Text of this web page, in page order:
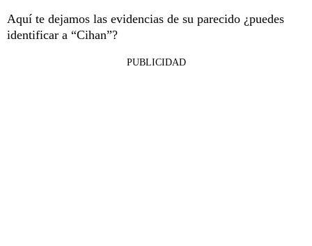
Aquí te dejamos las evidencias de su parecido ¿puedes
identificar a “Cihan”?
PUBLICIDAD